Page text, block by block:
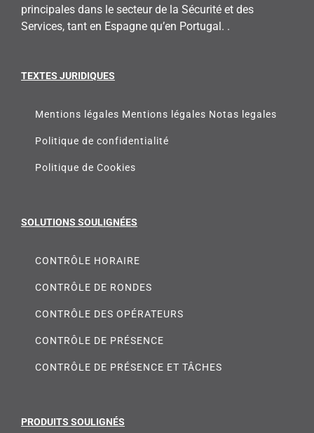
principales dans le secteur de la Sécurité et des
Services, tant en Espagne qu’en Portugal. .
TEXTES JURIDIQUES
Mentions légales Mentions légales Notas legales
Politique de confidentialité
Politique de Cookies
SOLUTIONS SOULIGNÉES
CONTRÔLE HORAIRE
CONTRÔLE DE RONDES
CONTRÔLE DES OPÉRATEURS
CONTRÔLE DE PRÉSENCE
CONTRÔLE DE PRÉSENCE ET TÂCHES
PRODUITS SOULIGNÉS